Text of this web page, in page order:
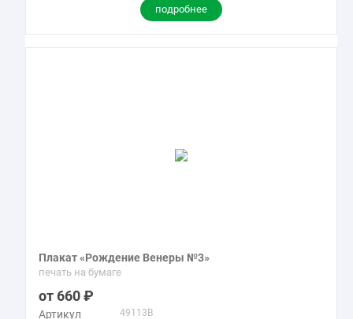
подробнее
Плакат «Рождение Венеры №3»
печать на бумаге
660
Артикул 49113B